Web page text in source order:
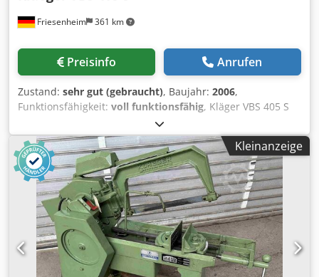
einer Kühlmitteleinrichtung ausgestattet, welche die
gewährleistet. Die Klaeger & Müller HBA 300 G CNC eignet
sich besonders für den industriellen Einsatz in
Maschinenbau sowie in der Serienfertigung. *
Friesenheim 361 km
Preisinfo Anrufen
Zustand: sehr gut (gebraucht), Baujahr: 2006,
Funktionsfähigkeit: voll funktionsfähig, Kläger VBS 405 S
Vertikalbandsäge / Metallbandsäge Hersteller: Kläger Typ:
VBS 405 S Zustand: gebraucht, sehr gut Baujahr: 2006
Djdezmh Ugjpfx Adhjkr Schnittbreite: 400 Tischneigung
rechts/links 45°/15° Tischgröße 607 x 607 mm
Sägebandbreite: 3-20 mm Sägebandlänge: 3300-3400 mm
Bandgeschwindigkeit: 15 – 300 M/min. Länge: 1120 mm
Breite: 740 mm Höhe: 1930 mm Gewicht: 510kg – Ideal
Sägebandschweißgerät – Original Dokumentation –
Maschinenfüße
Kleinanzeige